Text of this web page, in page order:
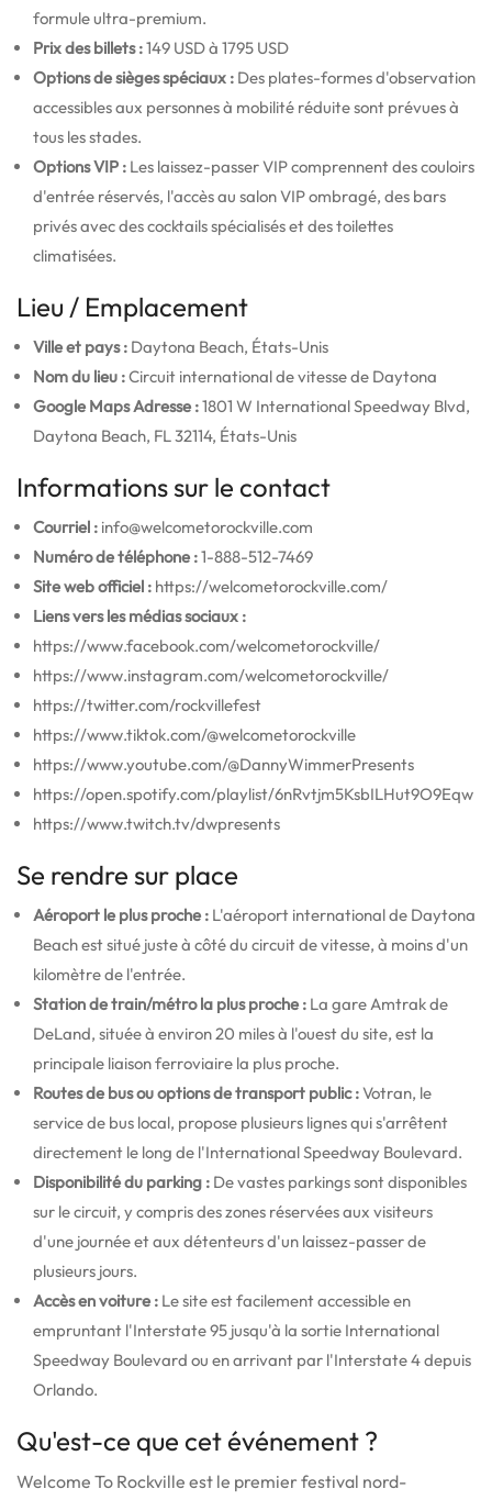
formule ultra-premium.
Prix des billets :149 USD à 1795 USD
Options de sièges spéciaux : Des plates-formes d'observation
accessibles aux personnes à mobilité réduite sont prévues à
tous les stades.
Options VIP : Les laissez-passer VIP comprennent des couloirs
d'entrée réservés, l'accès au salon VIP ombragé, des bars
privés avec des cocktails spécialisés et des toilettes
climatisées.
Lieu / Emplacement
Ville et pays : Daytona Beach, États-Unis
Nom du lieu :Circuit international de vitesse de Daytona
Google Maps Adresse :1801 W International Speedway Blvd,
Daytona Beach, FL 32114, États-Unis
Informations sur le contact
Courriel : info@welcometorockville.com
Numéro de téléphone :1-888-512-7469
Site web officiel : https://welcometorockville.com/
Liens vers les médias sociaux :
https://www.facebook.com/welcometorockville/
https://www.instagram.com/welcometorockville/
https://twitter.com/rockvillefest
https://www.tiktok.com/@welcometorockville
https://www.youtube.com/@DannyWimmerPresents
https://open.spotify.com/playlist/6nRvtjm5KsbILHut9O9Eqw
https://www.twitch.tv/dwpresents
Se rendre sur place
Aéroport le plus proche : L'aéroport international de Daytona
Beach est situé juste à côté du circuit de vitesse, à moins d'un
kilomètre de l'entrée.
Station de train/métro la plus proche : La gare Amtrak de
DeLand, située à environ 20 miles à l'ouest du site, est la
principale liaison ferroviaire la plus proche.
Routes de bus ou options de transport public :Votran, le
service de bus local, propose plusieurs lignes qui s'arrêtent
directement le long de l'International Speedway Boulevard.
Disponibilité du parking : De vastes parkings sont disponibles
sur le circuit, y compris des zones réservées aux visiteurs
d'une journée et aux détenteurs d'un laissez-passer de
plusieurs jours.
Accès en voiture : Le site est facilement accessible en
empruntant l'Interstate 95 jusqu'à la sortie International
Speedway Boulevard ou en arrivant par l'Interstate 4 depuis
Orlando.
Qu'est-ce que cet événement ?
Welcome To Rockville est le premier festival nord-